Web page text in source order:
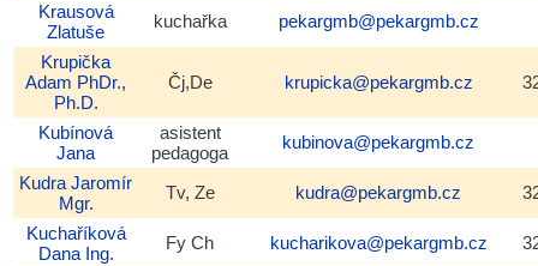
Krausová
Zlatuše
kuchařka
pekargmb@pekargmb.cz
Krupička
Adam PhDr.,
Ph.D.
Čj,De krupicka@pekargmb.cz
Kubínová
Jana
asistent
pedagoga
kubinova@pekargmb.cz
Kudra Jaromír
Mgr.
Tv, Ze kudra@pekargmb.cz
Kuchaříková
Dana Ing.
Fy Ch kucharikova@pekargmb.cz